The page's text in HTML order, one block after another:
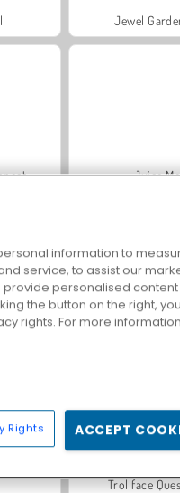
Jewel
Juice
Scala
Trollface
information to
service, to assist our
personalised
the button on the right,
rights. For more
Rights ACCEPT